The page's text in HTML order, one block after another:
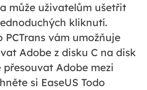
může uživatelům ušetřit
kliknutí.
PCTrans vám umožňuje
Adobe z disku C na disk
přesouvat Adobe mezi
si EaseUS Todo